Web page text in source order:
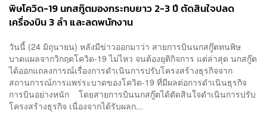
พิษโควิด-19 นกสกู๊ตมองกระทบยาว 2-3 ปี ตัดสินใจปลด
เครื่องบิน 3 ลำ และลดพนักงาน
วันนี้ (24 มิถุนายน) หลังมีข่าวออกมาว่า สายการบินนกสกู๊ตทนพิษ
บาดแผลจากวิกฤตโควิด-19 ไม่ไหว จนต้องยุติกิจการ แต่ล่าสุด นกสกู๊ต
ได้ออกแถลงการณ์เรื่องการดำเนินการปรับโครงสร้างธุรกิจจาก
สถานการณ์การแพร่ระบาดของโควิด-19 ที่มีผลต่อการดำเนินธุรกิจ
การบินอย่างหนัก โดยสายการบินนกสกู๊ตได้ตัดสินใจดำเนินการปรับ
โครงสร้างธุรกิจ เนื่องจากได้รับผลก...